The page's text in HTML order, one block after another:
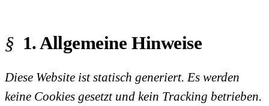
1. Allgemeine Hinweise
Diese Website ist statisch generiert. Es werden
keine Cookies gesetzt und kein Tracking betrieben.